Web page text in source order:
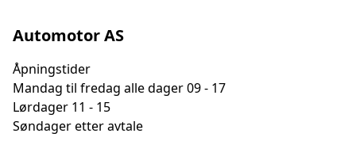
Automotor AS
Åpningstider
Mandag til fredag alle dager 09 - 17
Lørdager 11 - 15
Søndager etter avtale